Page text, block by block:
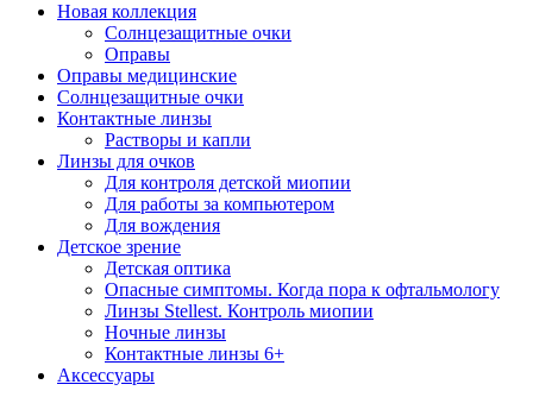
Новая коллекция
Солнцезащитные очки
Оправы
Оправы медицинские
Солнцезащитные очки
Контактные линзы
Растворы и капли
Линзы для очков
Для контроля детской миопии
Для работы за компьютером
Для вождения
Детское зрение
Детская оптика
Опасные симптомы. Когда пора к офтальмологу
Линзы Stellest. Контроль миопии
Ночные линзы
Контактные линзы 6+
Аксессуары